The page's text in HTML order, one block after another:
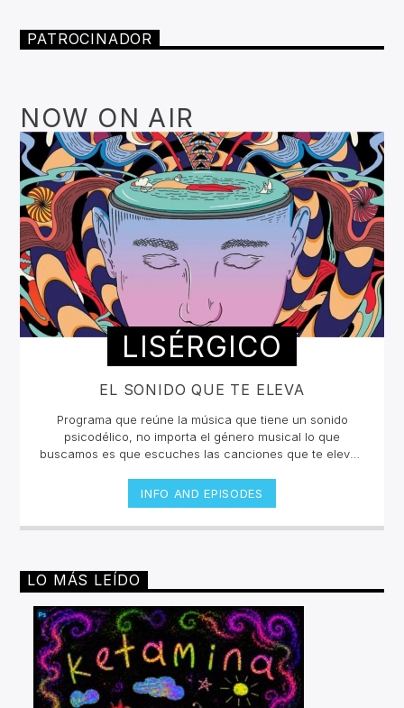
PATROCINADOR
NOW ON AIR
LISÉRGICO
EL SONIDO QUE TE ELEVA
Programa que reúne la música que tiene un sonido
psicodélico, no importa el género musical lo que
buscamos es que escuches las canciones que te eleven
curada por Takeshi López e invitados que nos
compartirán un collage inigualable en la radio
online.Lunes y jueves 12 a 2pm por invencible.net
INFO AND EPISODES
LO MÁS LEÍDO